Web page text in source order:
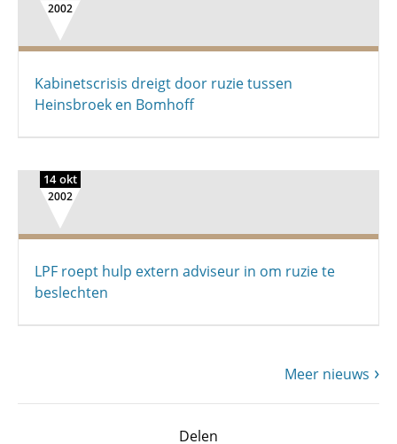
2002
Kabinetscrisis dreigt door ruzie tussen
Heinsbroek en Bomhoff
14 okt
2002
LPF roept hulp extern adviseur in om ruzie te
beslechten
Meer nieuws
Delen